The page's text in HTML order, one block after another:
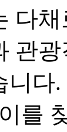
다
관
니다
를